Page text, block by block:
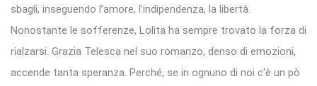
sbagli, inseguendo l’amore, l’indipendenza, la libertà.
Nonostante le sofferenze, Lolita ha sempre trovato la forza di
rialzarsi. Grazia Telesca nel suo romanzo, denso di emozioni,
accende tanta speranza. Perché, se in ognuno di noi c’è un pò